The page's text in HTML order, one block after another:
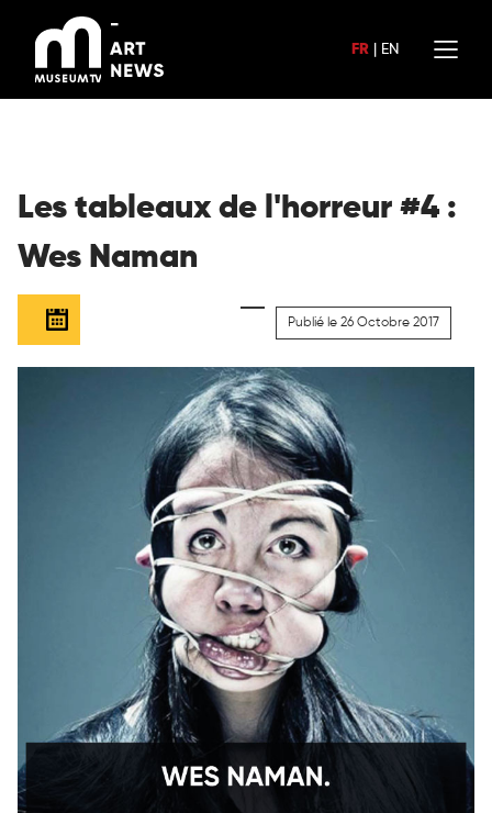
contenu
FR EN
Les tableaux de l'horreur #4 :
Wes Naman
Publié le 26 Octobre 2017